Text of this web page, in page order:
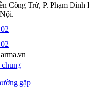
Công Trứ, P. Phạm Đình
chung
gặp